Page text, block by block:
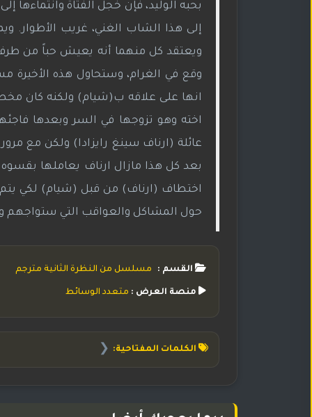
بحبه الوليد، فإن خجل الفتاة
إلى هذا الشاب الغني، غريب الأطوار.
ويعتقد كل منهما أنه يعيش حباً من طرف
وقع في الغرام، وستحاول هذه الأخيرة
انها على علاقه ب(شيام) ولكنه كان
اخته وهو تزوجها في السر وبعدها
عائلة (ارناف سينغ رايزادا) ولكن مع مرور
بعد كل هذا مازال ارناف يعاملها
اختطاف (ارناف) من قبل (شيام) لكي
حول المشاكل والعواقب التي ستواجهم
القسم : مسلسل من النظرة الثانية مترجم
منصة العرض : متعدد الوسائط
الكلمات المفتاحية: ❮